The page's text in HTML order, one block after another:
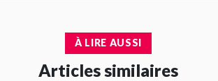
À LIRE AUSSI
Articles similaires